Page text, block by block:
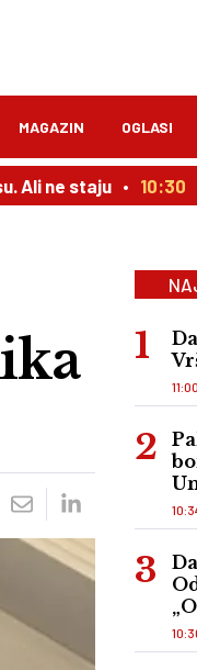
MAGAZIN OGLASI
10:30 Dan
11:00